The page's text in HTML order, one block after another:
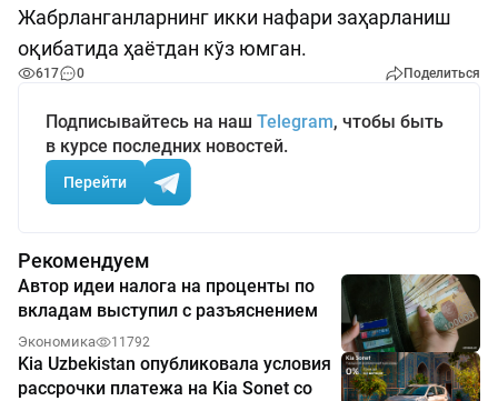
Жабрланганларнинг икки нафари заҳарланиш
оқибатида ҳаётдан кўз юмган.
617 0 Поделиться
Подписывайтесь на наш Telegram, чтобы быть
в курсе последних новостей.
Перейти
Рекомендуем
Автор идеи налога на проценты по
вкладам выступил с разъяснением
Экономика 11792
Kia Uzbekistan опубликовала условия
рассрочки платежа на Kia Sonet со